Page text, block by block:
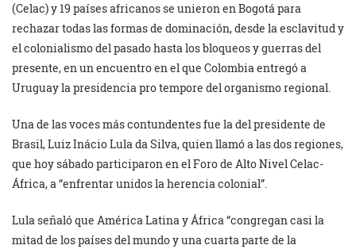
(Celac) y 19 países africanos se unieron en Bogotá para
rechazar todas las formas de dominación, desde la esclavitud y
el colonialismo del pasado hasta los bloqueos y guerras del
presente, en un encuentro en el que Colombia entregó a
Uruguay la presidencia pro tempore del organismo regional.
Una de las voces más contundentes fue la del presidente de
Brasil, Luiz Inácio Lula da Silva, quien llamó a las dos regiones,
que hoy sábado participaron en el Foro de Alto Nivel Celac-
África, a “enfrentar unidos la herencia colonial”.
Lula señaló que América Latina y África “congregan casi la
mitad de los países del mundo y una cuarta parte de la